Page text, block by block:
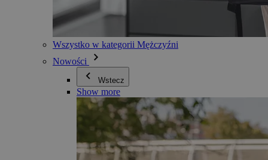
Wszystko w kategorii Mężczyźni
Nowości
Wstecz
Show more